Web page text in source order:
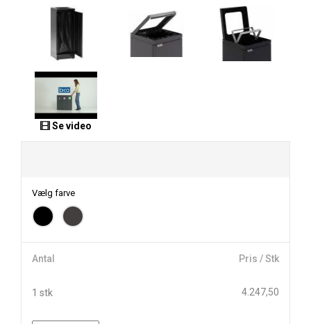
Se video
Vælg farve
Antal Pris / Stk
1 stk 4.247,50